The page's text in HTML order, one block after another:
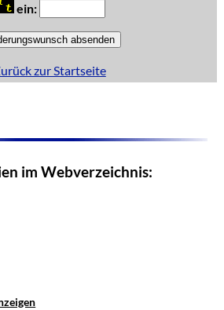
ein:
zur Startseite
im Webverzeichnis: